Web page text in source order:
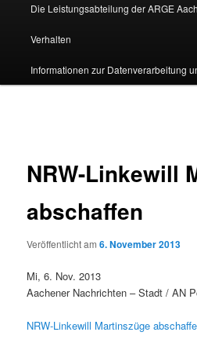
Die Leistungsabteilung der ARGE
Verhalten
Informationen zur Datenverarbeitung
NRW-Linkewill
abschaffen
Veröffentlicht am6. November 2013
Mi, 6. Nov. 2013
Aachener Nachrichten – Stadt / AN
NRW-Linkewill Martinszüge